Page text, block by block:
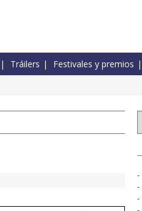
Tráilers Festivales y premios